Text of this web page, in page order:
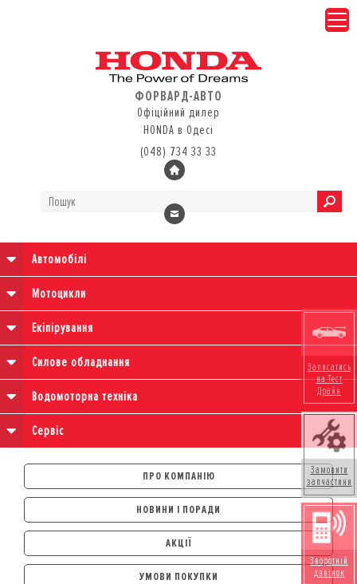
ФОРВАРД-АВТО
Офіційний дилер
HONDA в Одесі
(048) 734 33 33
Автомобілі
Мотоцикли
Екіпірування
Силове обладнання
Водомоторна техніка
Сервіс
ПРО КОМПАНІЮ
НОВИНИ І ПОРАДИ
АКЦІЇ
УМОВИ ПОКУПКИ
Записатись
на Тест
Драйв
Замовити
запчастини
Зворотній
дзвінок